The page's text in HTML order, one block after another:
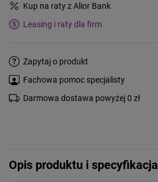
Kup na raty z Alior Bank
Leasing i raty dla firm
Zapytaj o produkt
Fachowa pomoc specjalisty
Darmowa dostawa powyżej 0 zł
Opis produktu i specyfikacja